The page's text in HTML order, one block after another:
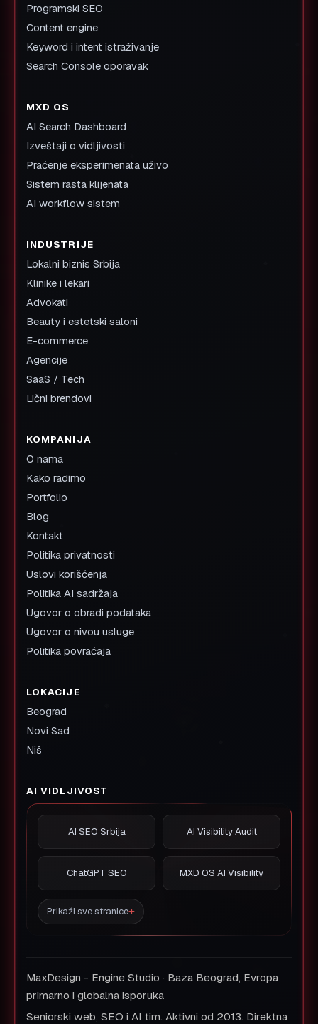
Programski SEO
Content engine
Keyword i intent istraživanje
Search Console oporavak
MXD OS
AI Search Dashboard
Izveštaji o vidljivosti
Praćenje eksperimenata uživo
Sistem rasta klijenata
AI workflow sistem
INDUSTRIJE
Lokalni biznis Srbija
Klinike i lekari
Advokati
Beauty i estetski saloni
E-commerce
Agencije
SaaS / Tech
Lični brendovi
KOMPANIJA
O nama
Kako radimo
Portfolio
Blog
Kontakt
Politika privatnosti
Uslovi korišćenja
Politika AI sadržaja
Ugovor o obradi podataka
Ugovor o nivou usluge
Politika povraćaja
LOKACIJE
Beograd
Novi Sad
Niš
AI VIDLJIVOST
AI SEO Srbija AI Visibility Audit
ChatGPT SEO MXD OS AI Visibility
Prikaži sve stranice
MaxDesign - Engine Studio · Baza Beograd, Evropa
primarno i globalna isporuka
Seniorski web, SEO i AI tim. Aktivni od 2013. Direktna